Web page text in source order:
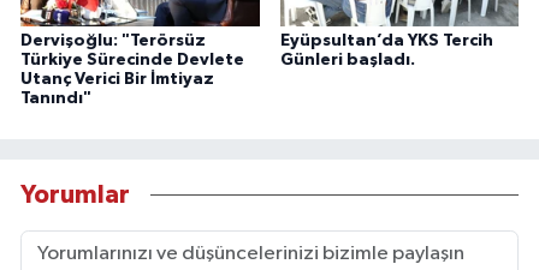
Dervişoğlu: "Terörsüz
Türkiye Sürecinde Devlete
Utanç Verici Bir İmtiyaz
Tanındı"
Eyüpsultan’da YKS Tercih
Günleri başladı.
Yorumlar